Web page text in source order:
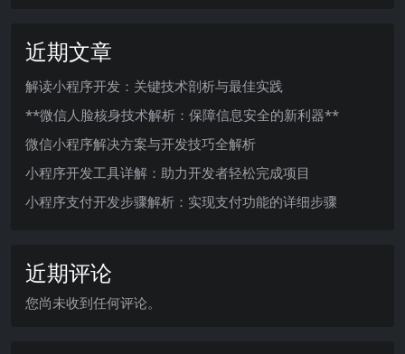
近期文章
解读小程序开发：关键技术剖析与最佳实践
**微信人脸核身技术解析：保障信息安全的新利器**
微信小程序解决方案与开发技巧全解析
小程序开发工具详解：助力开发者轻松完成项目
小程序支付开发步骤解析：实现支付功能的详细步骤
近期评论
您尚未收到任何评论。